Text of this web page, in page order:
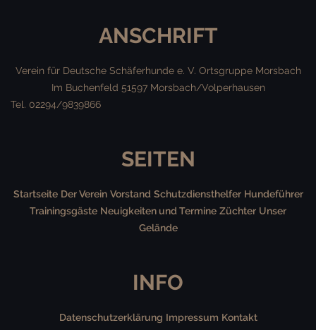
ANSCHRIFT
Verein für Deutsche Schäferhunde e. V. Ortsgruppe Morsbach
Im Buchenfeld 51597 Morsbach/Volperhausen
Tel. 02294/9839866
SEITEN
Startseite Der Verein Vorstand Schutzdiensthelfer Hundeführer
Trainingsgäste Neuigkeiten und Termine Züchter Unser
Gelände
INFO
Datenschutzerklärung Impressum Kontakt